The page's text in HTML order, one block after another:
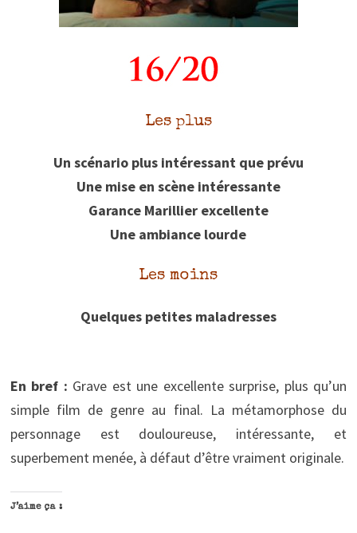
Les plus
Un scénario plus intéressant que prévu
Une mise en scène intéressante
Garance Marillier excellente
Une ambiance lourde
Les moins
Quelques petites maladresses
En bref : Grave est une excellente surprise, plus qu’un
simple film de genre au final. La métamorphose du
personnage est douloureuse, intéressante, et
superbement menée, à défaut d’être vraiment originale.
J’aime ça :